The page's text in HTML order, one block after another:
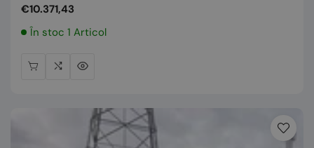
Preț
normal
€10.371,43
În stoc 1 Articol